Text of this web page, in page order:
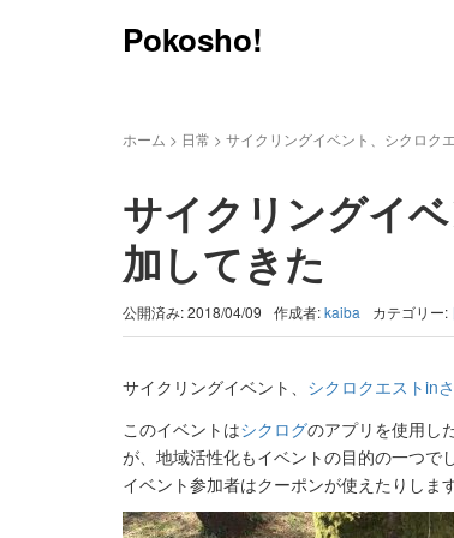
Pokosho!
ホーム > 日常 > サイクリングイベント、シクロク
サイクリングイ
加してきた
公開済み: 2018/04/09 作成者:kaiba カテゴリー:
サイクリングイベント、 シクロクエストin
このイベントはシクログのアプリを使用し
が、地域活性化もイベントの目的の一つで
イベント参加者はクーポンが使えたりします